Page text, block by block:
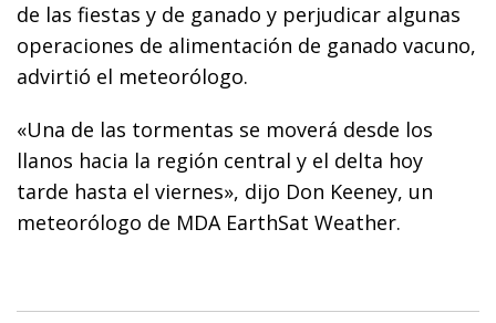
de las fiestas y de ganado y perjudicar algunas
operaciones de alimentación de ganado vacuno,
advirtió el meteorólogo.
«Una de las tormentas se moverá desde los
llanos hacia la región central y el delta hoy
tarde hasta el viernes», dijo Don Keeney, un
meteorólogo de MDA EarthSat Weather.